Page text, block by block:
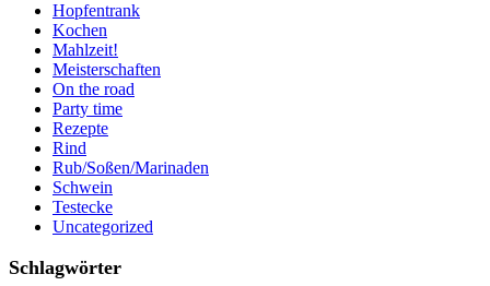
Hopfentrank
Kochen
Mahlzeit!
Meisterschaften
On the road
Party time
Rezepte
Rind
Rub/Soßen/Marinaden
Schwein
Testecke
Uncategorized
Schlagwörter